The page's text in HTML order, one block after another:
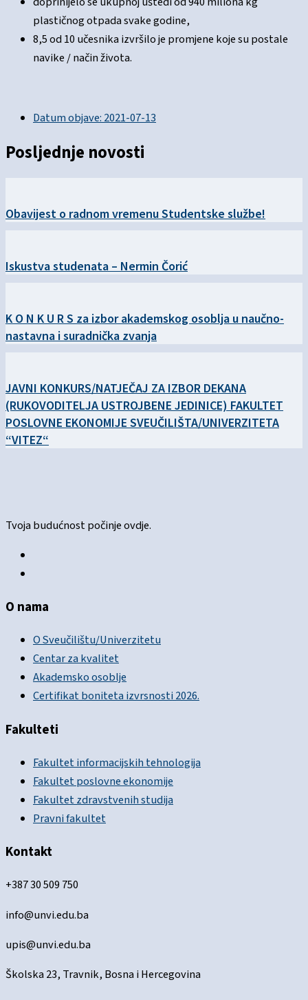
plastičnog otpada svake godine,
8,5 od 10 učesnika izvršilo je promjene koje su postale
navike / način života.
Datum objave:2021-07-13
Posljednje novosti
Obavijest o radnom vremenu Studentske službe!
Iskustva studenata – Nermin Čorić
K O N K U R S za izbor akademskog osoblja u naučno-
nastavna i suradnička zvanja
JAVNI KONKURS/NATJEČAJ ZA IZBOR DEKANA
(RUKOVODITELJA USTROJBENE JEDINICE) FAKULTET
POSLOVNE EKONOMIJE SVEUČILIŠTA/UNIVERZITETA
“VITEZ“
Tvoja budućnost počinje ovdje.
O nama
O Sveučilištu/Univerzitetu
Centar za kvalitet
Akademsko osoblje
Certifikat boniteta izvrsnosti 2026.
Fakulteti
Fakultet informacijskih tehnologija
Fakultet poslovne ekonomije
Fakultet zdravstvenih studija
Pravni fakultet
Kontakt
+387 30 509 750
info@unvi.edu.ba
upis@unvi.edu.ba
Školska 23, Travnik, Bosna i Hercegovina